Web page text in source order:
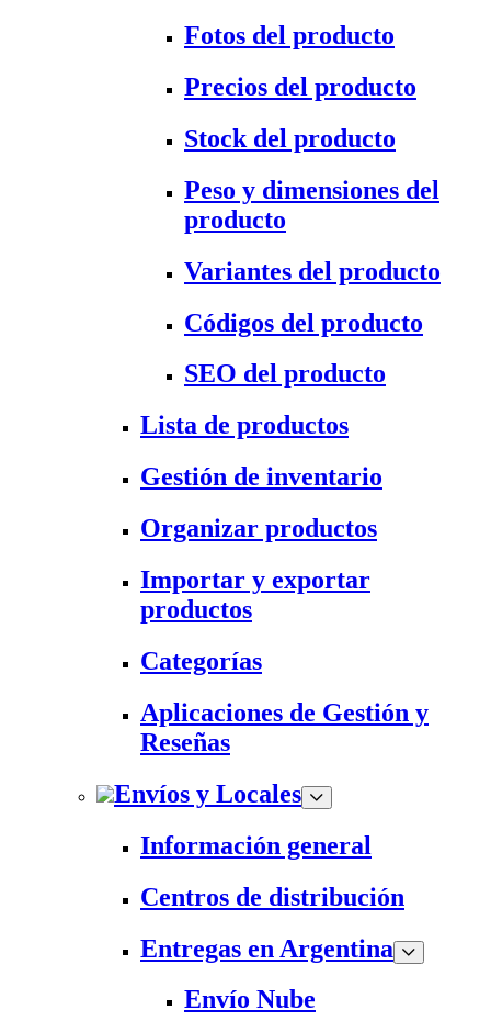
Fotos del producto
Precios del producto
Stock del producto
Peso y dimensiones del
producto
Variantes del producto
Códigos del producto
SEO del producto
Lista de productos
Gestión de inventario
Organizar productos
Importar y exportar
productos
Categorías
Aplicaciones de Gestión y
Reseñas
Envíos y Locales
Información general
Centros de distribución
Entregas en Argentina
Envío Nube